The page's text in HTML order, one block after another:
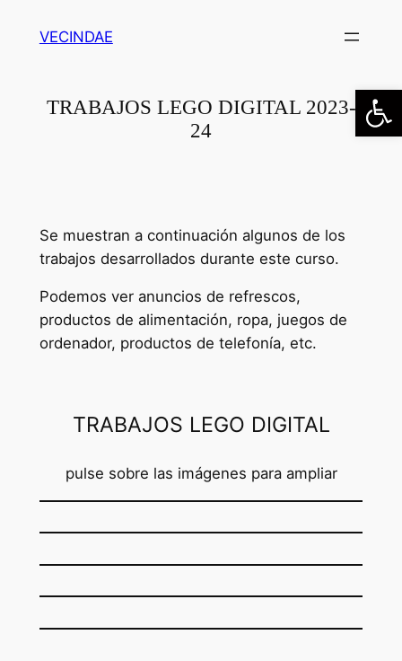
VECINDAE
TRABAJOS LEGO DIGITAL 2023-
24
Se muestran a continuación algunos de los
trabajos desarrollados durante este curso.
Podemos ver anuncios de refrescos,
productos de alimentación, ropa, juegos de
ordenador, productos de telefonía, etc.
TRABAJOS LEGO DIGITAL
pulse sobre las imágenes para ampliar
Abrir